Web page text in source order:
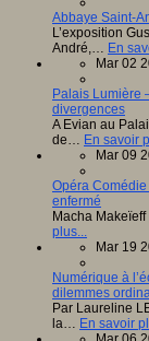
Abbaye Saint-
L’exposition
André,… En
Mar 02
Palais Lumière
divergences
A Evian au
de… En savoir
Mar 09
Opéra
enfermé
Macha
plus...
Mar 19
Numérique à
dilemmes
Par Laureline
la… En savoir